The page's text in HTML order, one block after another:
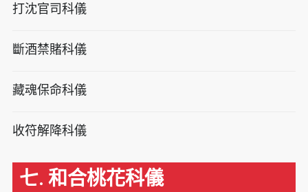
打沈官司科儀
斷酒禁賭科儀
藏魂保命科儀
收符解降科儀
七. 和合桃花科儀